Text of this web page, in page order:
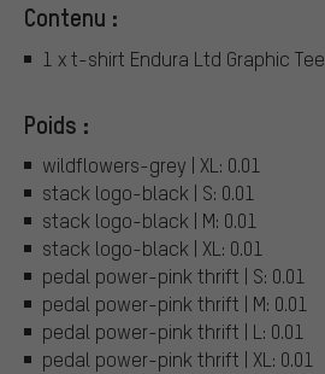
Contenu :
1 x t-shirt Endura Ltd Graphic Tee
Poids :
wildflowers-grey | XL: 0.01
stack logo-black | S: 0.01
stack logo-black | M: 0.01
stack logo-black | XL: 0.01
pedal power-pink thrift | S: 0.01
pedal power-pink thrift | M: 0.01
pedal power-pink thrift | L: 0.01
pedal power-pink thrift | XL: 0.01